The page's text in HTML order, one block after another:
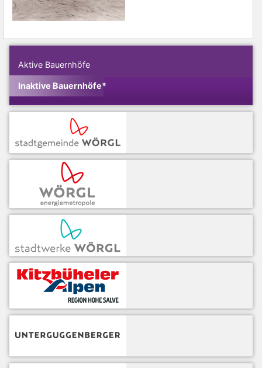
Aktive Bauernhöfe
Inaktive Bauernhöfe*